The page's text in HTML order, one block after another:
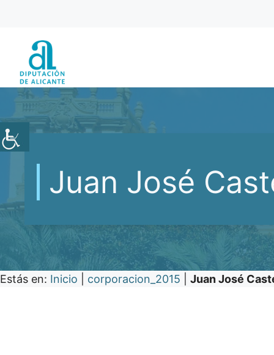
contenido
Juan José
Estás en: Inicio corporacion_2015 Juan José